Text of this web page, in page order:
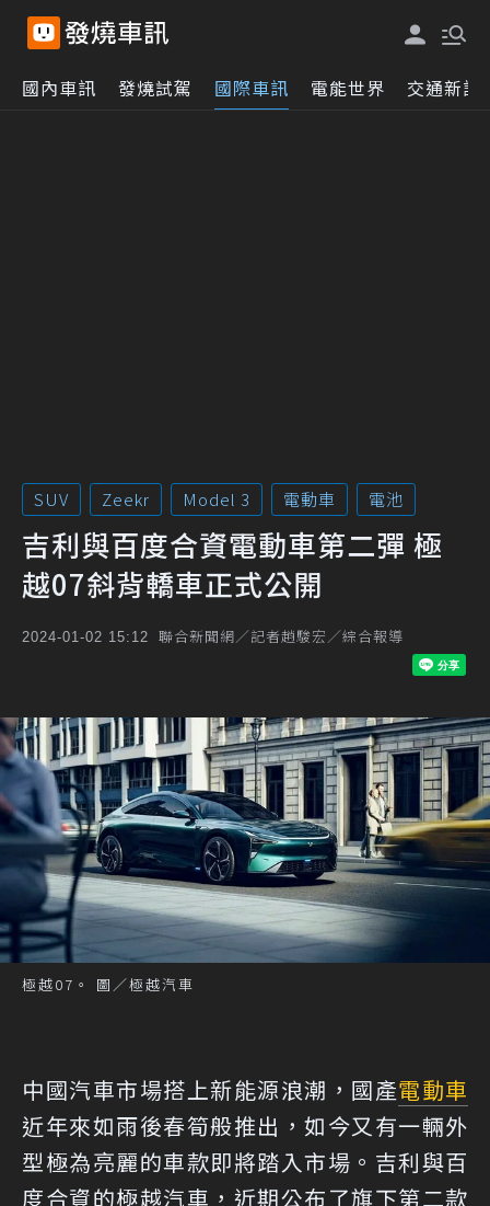
國內車訊 發燒試駕 國際車訊 電能世界 交通新訊
SUV Zeekr Model 3 電動車 電池
吉利與百度合資電動車第二彈 極
越07斜背轎車正式公開
2024-01-02 15:12 聯合新聞網／記者趙駿宏／綜合報導
極越07。 圖／極越汽車
中國汽車市場搭上新能源浪潮，國產電動車
近年來如雨後春筍般推出，如今又有一輛外
型極為亮麗的車款即將踏入市場。吉利與百
度合資的極越汽車，近期公布了旗下第二款